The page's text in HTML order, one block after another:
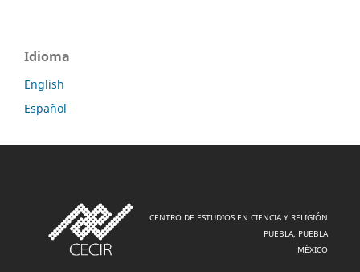
Idioma
English
Español
CENTRO DE ESTUDIOS EN CIENCIA Y RELIGIÓN
PUEBLA, PUEBLA
MÉXICO